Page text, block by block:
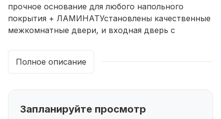
прочное основание для любого напольного
покрытия + ЛАМИНАТУстановлены качественные
межкомнатные двери, и входная дверь с
Возможность покупки:ЧИСТАЯ ПРОДАЖА.
ПРОХОДИТ ПО СЕМЕЙНОЙ ИПОТЕКЕВозможно
на первенца и т.п.📞 Звоните и записывайтесь на
если нужно сначала вашу недвижимость,
Полное описание
Запланируйте просмотр